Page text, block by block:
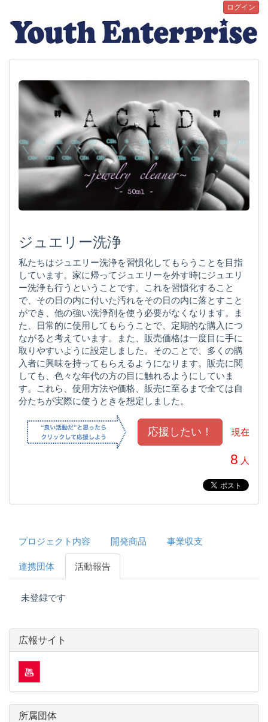
ログイン
ジュエリー洗浄
私たちはジュエリー洗浄を習慣化してもらうことを目指
しています。家に帰ってジュエリーを外す時にジュエリ
ー洗浄も行うということです。これを習慣化すること
で、その日の内に付いた汚れをその日の内に落とすこと
ができ、他の強い洗浄剤を使う必要がなくなります。ま
た、日常的に使用してもらうことで、定期的な購入につ
ながると考えています。また、販売価格は一度目に手に
取りやすいように設定しました。そのことで、多くの購
入者に興味を持ってもらえるようになります。販売に関
しても、色々な年代の方の目に触れるようにしていま
す。これら、使用方法や価格、販売に至るまで全ては自
分たちが実際に使うときを想定しました。
現在
8 人
プロジェクト内容 開発商品 事業収支
連携団体 活動報告
未登録です
広報サイト
所属団体